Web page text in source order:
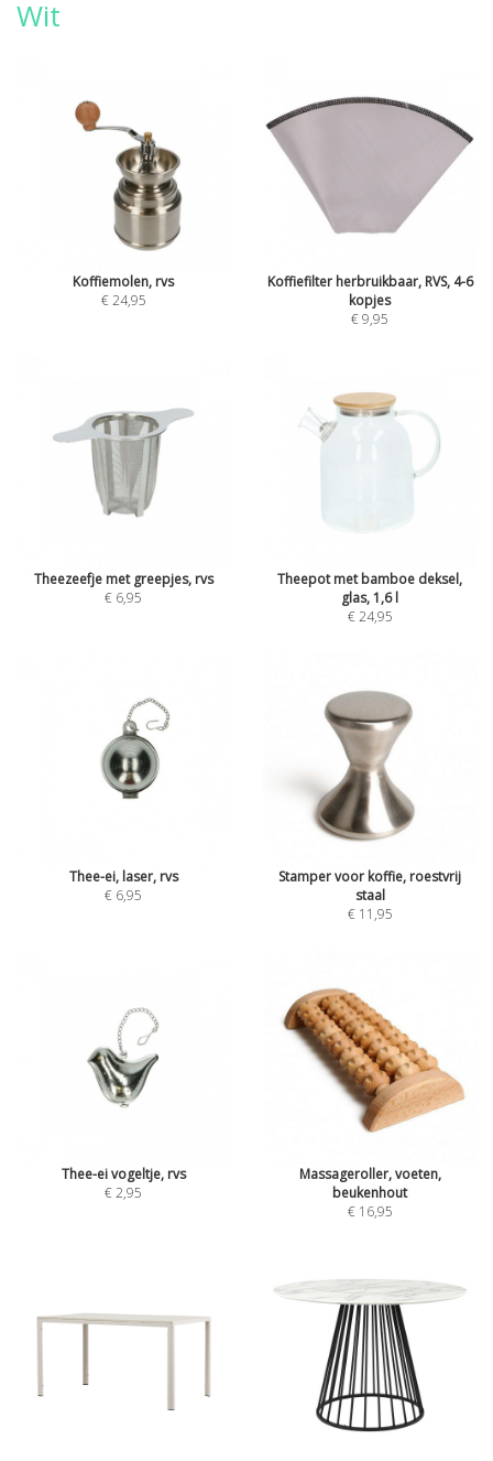
Wit
Koffiemolen, rvs
€ 24,95
Koffiefilter herbruikbaar, RVS, 4-6
kopjes
€ 9,95
Theezeefje met greepjes, rvs
€ 6,95
Theepot met bamboe deksel,
glas, 1,6 l
€ 24,95
Thee-ei, laser, rvs
€ 6,95
Stamper voor koffie, roestvrij
staal
€ 11,95
Thee-ei vogeltje, rvs
€ 2,95
Massageroller, voeten,
beukenhout
€ 16,95